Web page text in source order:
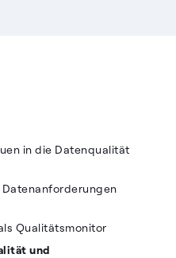
in die Datenqualität
Qualitätsmonitor
und